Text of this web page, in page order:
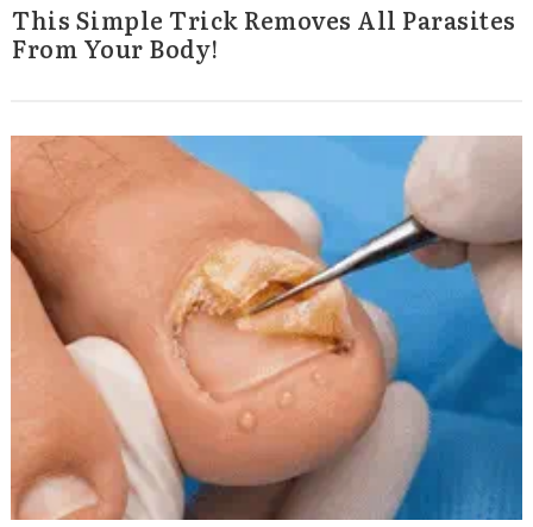
This Simple Trick Removes All Parasites
From Your Body!